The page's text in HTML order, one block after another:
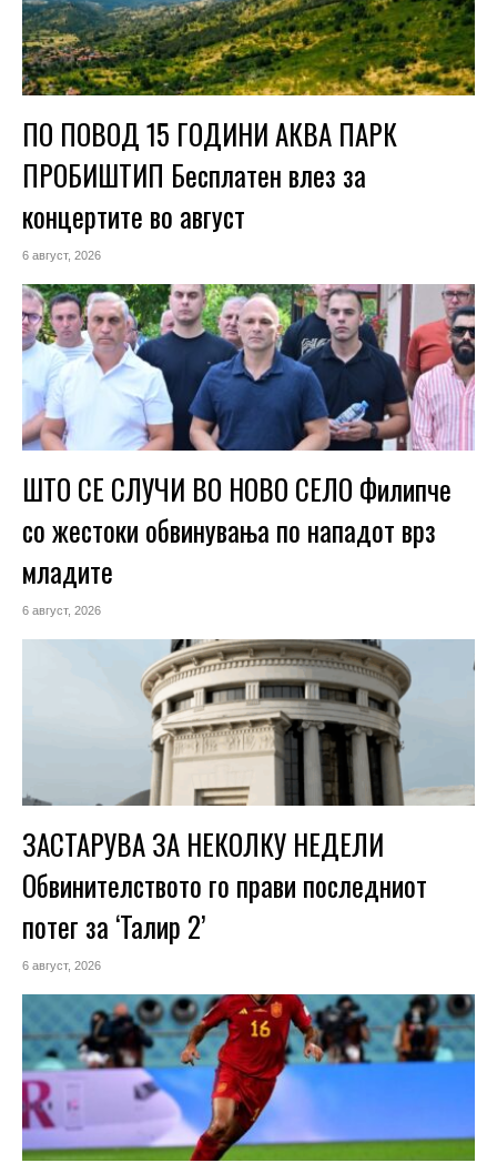
ПО ПОВОД 15 ГОДИНИ АКВА ПАРК
ПРОБИШТИП Бесплатен влез за
концертите во август
6 август, 2026
ШТО СЕ СЛУЧИ ВО НОВО СЕЛО Филипче
со жестоки обвинувања по нападот врз
младите
6 август, 2026
ЗАСТАРУВА ЗА НЕКОЛКУ НЕДЕЛИ
Обвинителството го прави последниот
потег за ‘Талир 2’
6 август, 2026